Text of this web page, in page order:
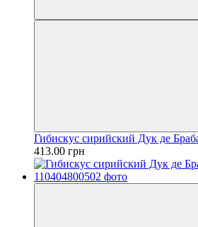
Гибискус сирийский Дук де
413.00 грн